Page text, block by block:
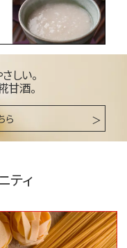
しい。
甘酒。
ら
ティ